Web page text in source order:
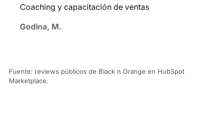
Coaching y capacitación de ventas
Godina, M.
★★★★★5/5
Implementacion CRM
Fuente: reviews públicos de Black n Orange en HubSpot
Marketplace.